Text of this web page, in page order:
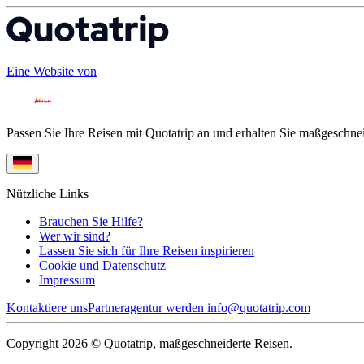
Eine Website von
Passen Sie Ihre Reisen mit Quotatrip an und erhalten Sie
Nützliche Links
Brauchen Sie Hilfe?
Wer wir sind?
Lassen Sie sich für Ihre Reisen inspirieren
Cookie und Datenschutz
Impressum
Kontaktiere unsPartneragentur werden info@quotatrip.com
Copyright 2026 © Quotatrip, maßgeschneiderte Reisen.